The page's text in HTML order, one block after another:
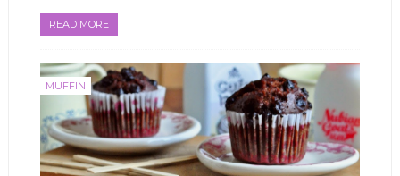
READ MORE
MUFFIN